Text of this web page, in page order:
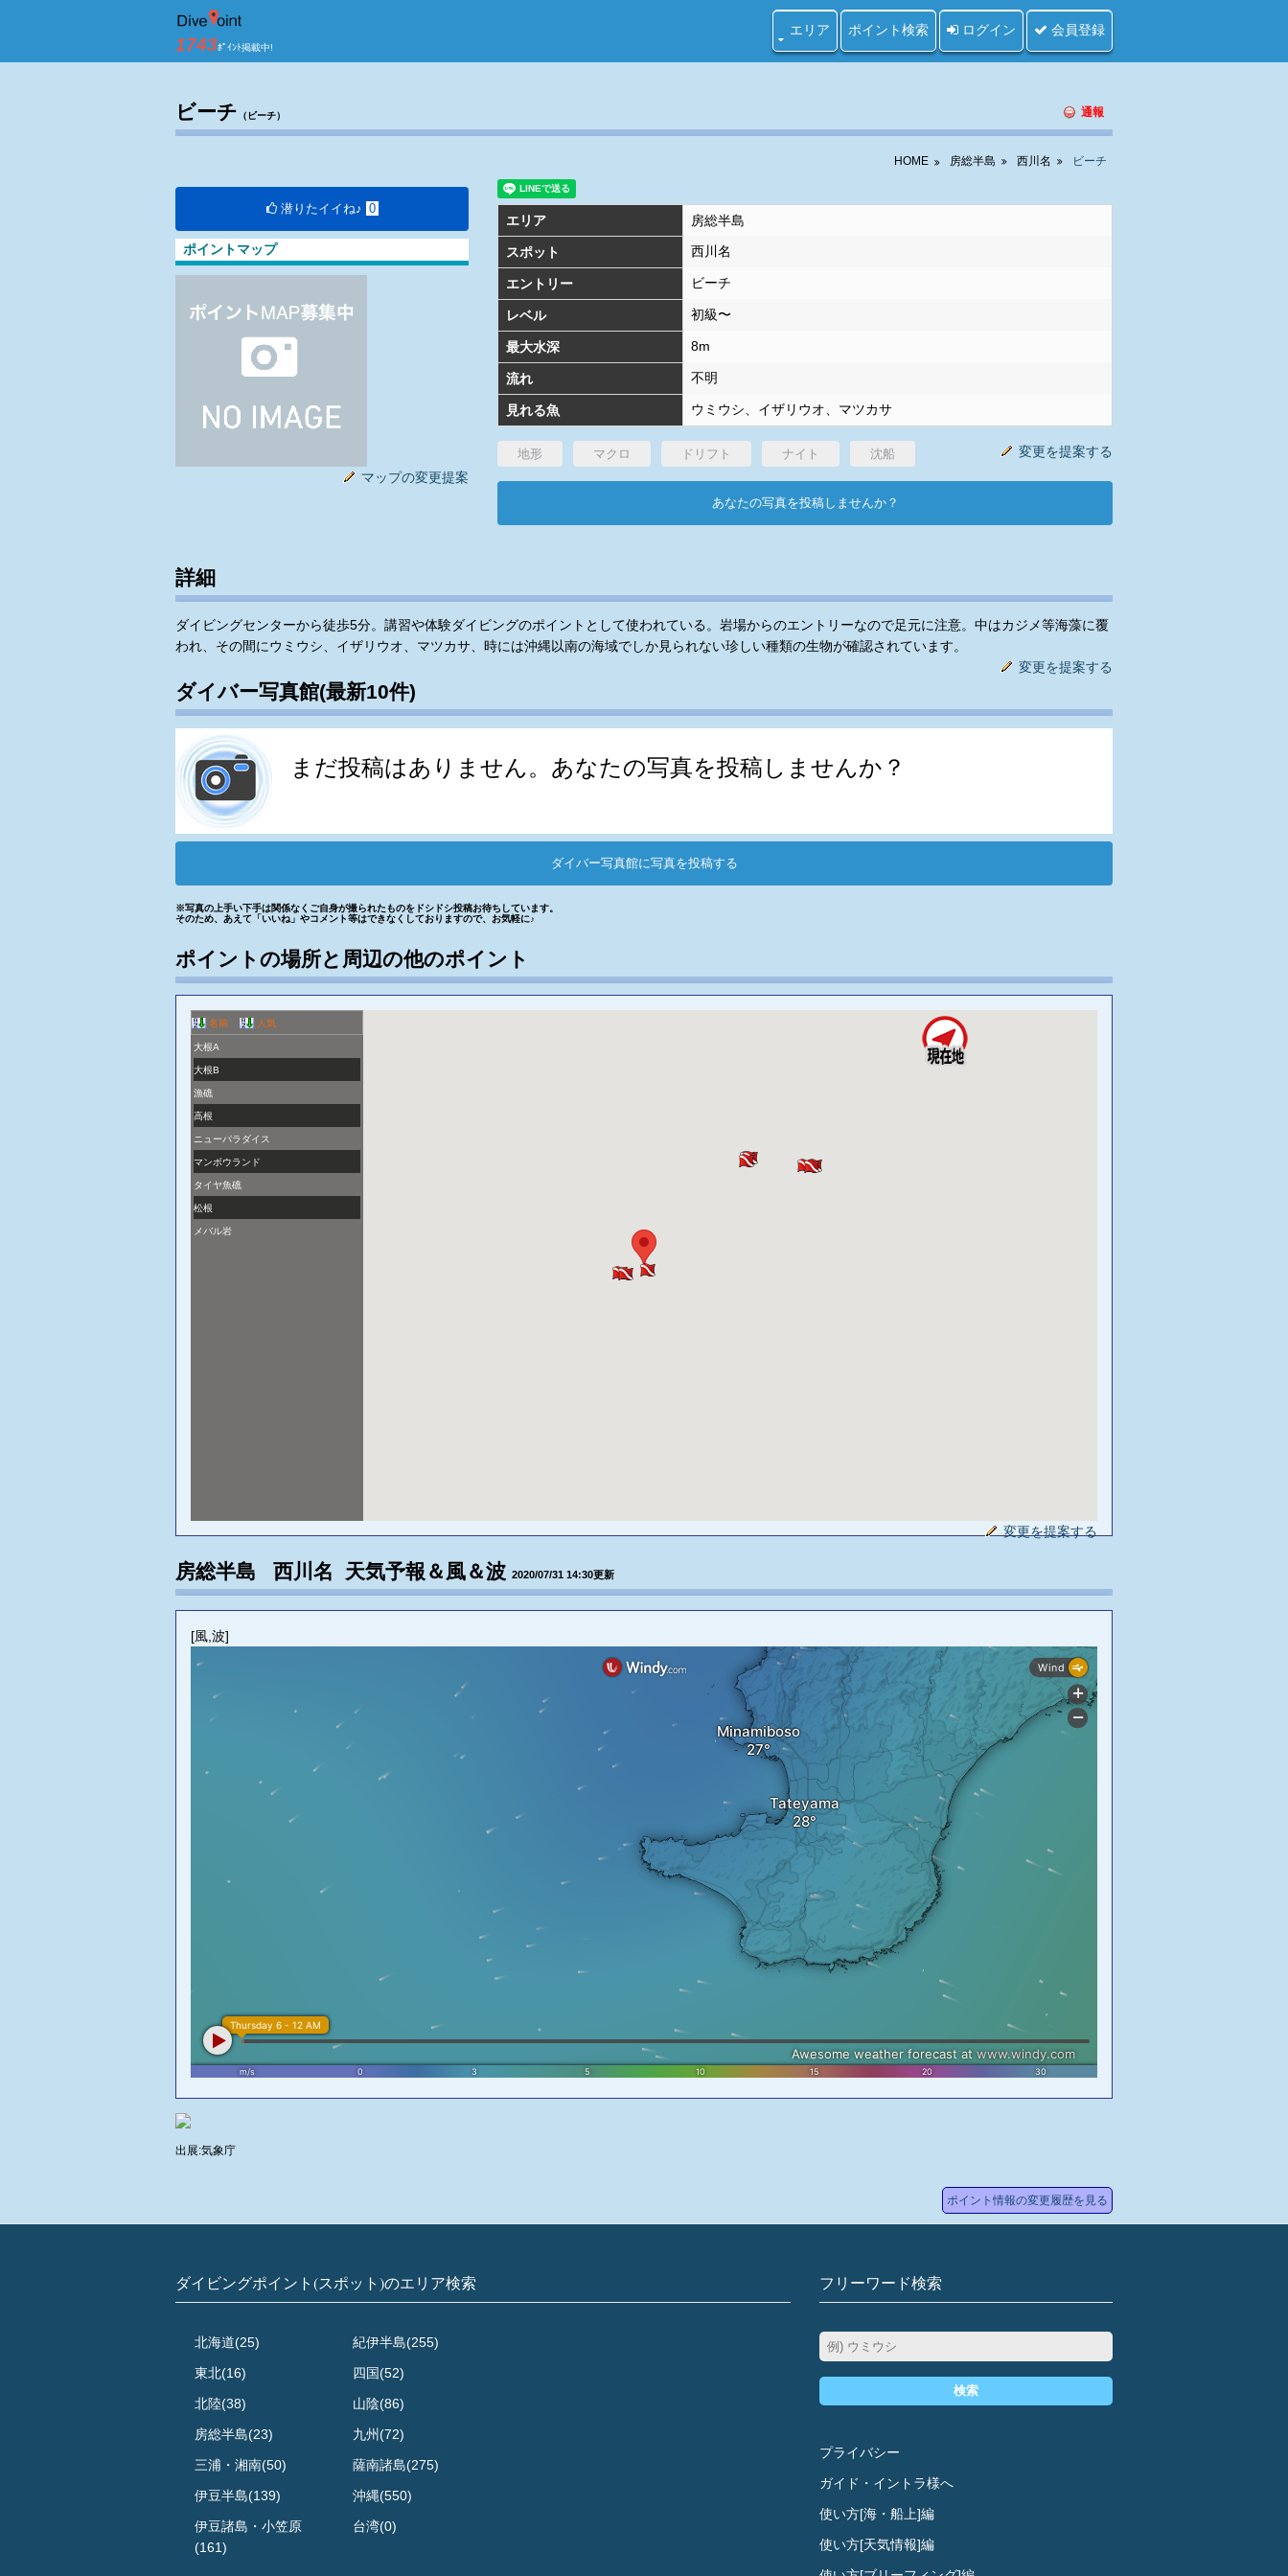
房総半島 西川名 ダイビング ビーチ ダイビングのポイント情報
1743ﾎﾟｲﾝﾄ掲載中!
エリア ポイント検索 ログイン 会員登録
ビーチ （ビーチ） 通報
HOME 房総半島 西川名 ビーチ
潜りたイイね♪ 0
ポイントマップ
マップの変更提案
エリア 房総半島
スポット 西川名
エントリー ビーチ
レベル 初級〜
最大水深 8m
流れ 不明
見れる魚 ウミウシ、イザリウオ、マツカサ
変更を提案する
地形 マクロ ドリフト ナイト 沈船
あなたの写真を投稿しませんか？
詳細
ダイビングセンターから徒歩5分。講習や体験ダイビングのポイントとして使われている。岩場からのエントリーなので足元に注意。中はカジメ等海藻に覆
われ、その間にウミウシ、イザリウオ、マツカサ、時には沖縄以南の海域でしか見られない珍しい種類の生物が確認されています。
変更を提案する
ダイバー写真館(最新10件)
まだ投稿はありません。あなたの写真を投稿しませんか？
ダイバー写真館に写真を投稿する
※写真の上手い下手は関係なくご自身が撮られたものをドシドシ投稿お待ちしています。
そのため、あえて「いいね」やコメント等はできなくしておりますので、お気軽に♪
ポイントの場所と周辺の他のポイント
名前 人気
大根A
大根B
漁礁
高根
ニューパラダイス
マンボウランド
タイヤ魚礁
松根
メバル岩
変更を提案する
房総半島 西川名 天気予報＆風＆波 2020/07/31 14:30更新
[風,波]
出展:気象庁
ポイント情報の変更履歴を見る
ダイビングポイント(スポット)のエリア検索
北海道(25)
東北(16)
北陸(38)
房総半島(23)
三浦・湘南(50)
伊豆半島(139)
伊豆諸島・小笠原
(161)
紀伊半島(255)
四国(52)
山陰(86)
九州(72)
薩南諸島(275)
沖縄(550)
台湾(0)
フリーワード検索
検索
プライバシー
ガイド・イントラ様へ
使い方[海・船上]編
使い方[天気情報]編